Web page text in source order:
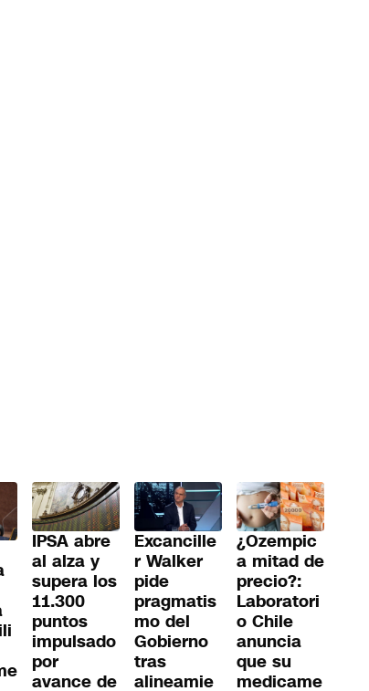
IPSA abre
al alza y
supera los
11.300
puntos
impulsado
por
avance de
Excancille
r Walker
pide
pragmatis
mo del
Gobierno
tras
alineamie
¿Ozempic
a mitad de
precio?:
Laboratori
o Chile
anuncia
que su
medicame